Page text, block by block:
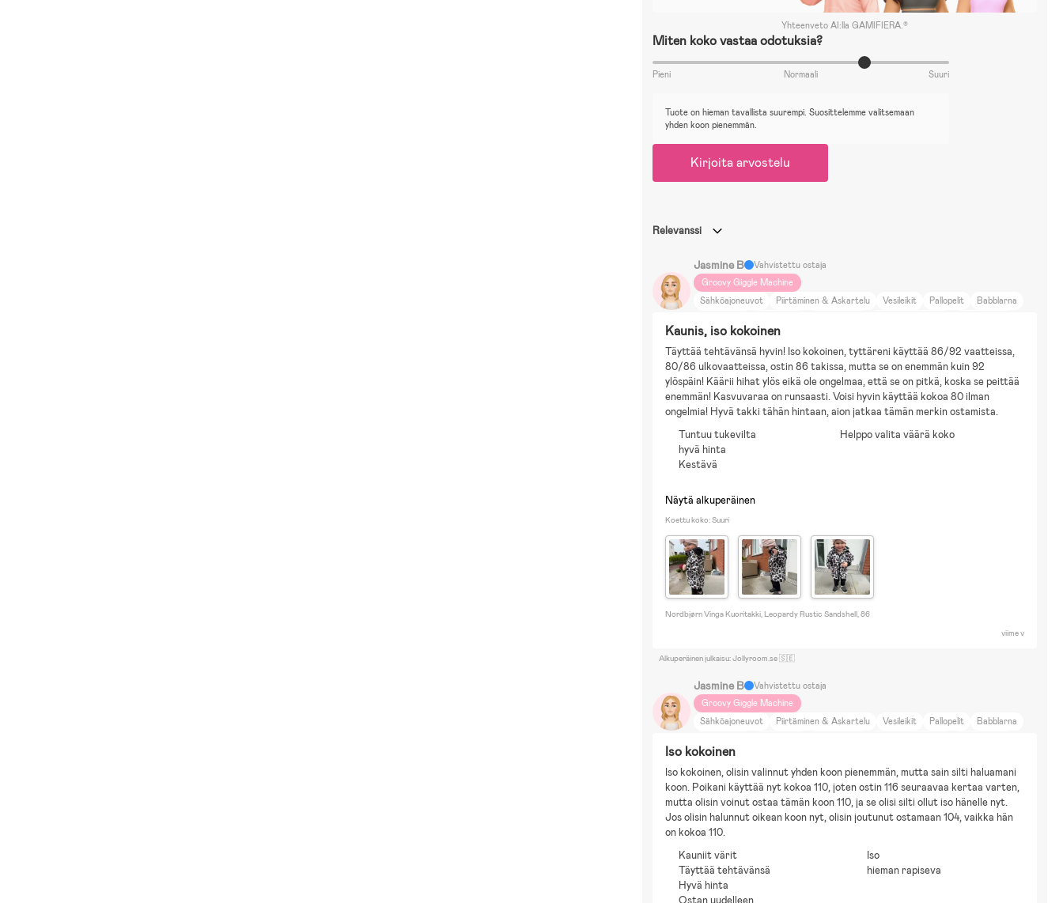
Yhteenveto AI:lla GAMIFIERA.®
Miten koko vastaa odotuksia?
Pieni Normaali Suuri
Tuote on hieman tavallista suurempi. Suosittelemme valitsemaan
yhden koon pienemmän.
Kirjoita arvostelu
Relevanssi
Jasmine B
Vahvistettu ostaja
Groovy Giggle Machine
Sähköajoneuvot
Piirtäminen & Askartelu Vesileikit Pallopelit
Babblarna
Kävely
Kauneus ja muoti
Kaunis, iso kokoinen
Täyttää tehtävänsä hyvin! Iso kokoinen, tyttäreni käyttää 86/92 vaatteissa,
80/86 ulkovaatteissa, ostin 86 takissa, mutta se on enemmän kuin 92
ylöspäin! Käärii hihat ylös eikä ole ongelmaa, että se on pitkä, koska se peittää
enemmän! Kasvuvaraa on runsaasti. Voisi hyvin käyttää kokoa 80 ilman
ongelmia! Hyvä takki tähän hintaan, aion jatkaa tämän merkin ostamista.
Tuntuu tukevilta
hyvä hinta
Kestävä
Helppo valita väärä koko
Näytä alkuperäinen
Koettu koko: Suuri
Nordbjørn Vinga Kuoritakki, Leopardy Rustic Sandshell, 86
viime v
Alkuperäinen julkaisu: Jollyroom.se 🇸🇪
Jasmine B
Vahvistettu ostaja
Groovy Giggle Machine
Sähköajoneuvot
Piirtäminen & Askartelu Vesileikit Pallopelit
Babblarna
Kävely
Iso kokoinen
Iso kokoinen, olisin valinnut yhden koon pienemmän, mutta sain silti haluamani
koon. Poikani käyttää nyt kokoa 110, joten ostin 116 seuraavaa kertaa varten,
mutta olisin voinut ostaa tämän koon 110, ja se olisi silti ollut iso hänelle nyt.
Jos olisin halunnut oikean koon nyt, olisin joutunut ostamaan 104, vaikka hän
on kokoa 110.
Kauniit värit
Täyttää tehtävänsä
Hyvä hinta
Ostan uudelleen
Iso
hieman rapiseva